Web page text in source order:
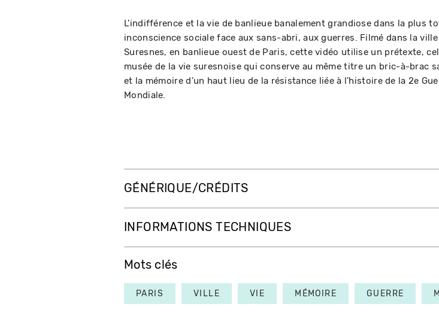
L'indifférence et la vie de banlieue banalement grandiose dans la plus
inconscience sociale face aux sans-abri, aux guerres. Filmé dans la ville
Suresnes, en banlieue ouest de Paris, cette vidéo utilise un prétexte,
musée de la vie suresnoise qui conserve au même titre un bric-à-brac
et la mémoire d'un haut lieu de la résistance liée à l'histoire de la 2e
Mondiale.
GÉNÉRIQUE/CRÉDITS
INFORMATIONS TECHNIQUES
Mots clés
PARIS VILLE VIE MÉMOIRE GUERRE